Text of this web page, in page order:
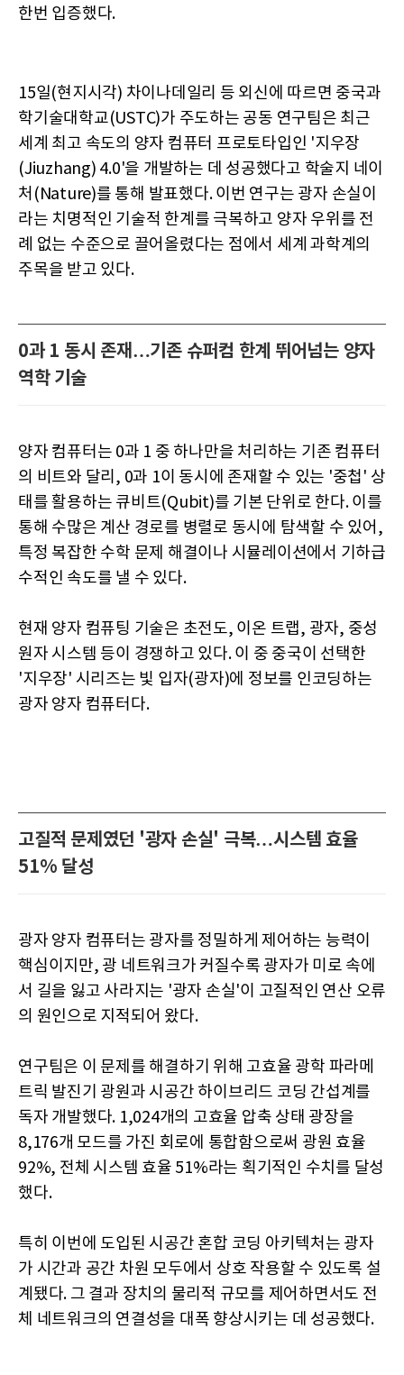
한번 입증했다.
15일(현지시각) 차이나데일리 등 외신에 따르면 중국과
학기술대학교(USTC)가 주도하는 공동 연구팀은 최근
세계 최고 속도의 양자 컴퓨터 프로토타입인 '지우장
(Jiuzhang) 4.0'을 개발하는 데 성공했다고 학술지 네이
처(Nature)를 통해 발표했다. 이번 연구는 광자 손실이
라는 치명적인 기술적 한계를 극복하고 양자 우위를 전
례 없는 수준으로 끌어올렸다는 점에서 세계 과학계의
주목을 받고 있다.
0과 1 동시 존재…기존 슈퍼컴 한계 뛰어넘는 양자
역학 기술
양자 컴퓨터는 0과 1 중 하나만을 처리하는 기존 컴퓨터
의 비트와 달리, 0과 1이 동시에 존재할 수 있는 '중첩' 상
태를 활용하는 큐비트(Qubit)를 기본 단위로 한다. 이를
통해 수많은 계산 경로를 병렬로 동시에 탐색할 수 있어,
특정 복잡한 수학 문제 해결이나 시뮬레이션에서 기하급
수적인 속도를 낼 수 있다.
현재 양자 컴퓨팅 기술은 초전도, 이온 트랩, 광자, 중성
원자 시스템 등이 경쟁하고 있다. 이 중 중국이 선택한
'지우장' 시리즈는 빛 입자(광자)에 정보를 인코딩하는
광자 양자 컴퓨터다.
고질적 문제였던 '광자 손실' 극복…시스템 효율
51% 달성
광자 양자 컴퓨터는 광자를 정밀하게 제어하는 능력이
핵심이지만, 광 네트워크가 커질수록 광자가 미로 속에
서 길을 잃고 사라지는 '광자 손실'이 고질적인 연산 오류
의 원인으로 지적되어 왔다.
연구팀은 이 문제를 해결하기 위해 고효율 광학 파라메
트릭 발진기 광원과 시공간 하이브리드 코딩 간섭계를
독자 개발했다. 1,024개의 고효율 압축 상태 광장을
8,176개 모드를 가진 회로에 통합함으로써 광원 효율
92%, 전체 시스템 효율 51%라는 획기적인 수치를 달성
했다.
특히 이번에 도입된 시공간 혼합 코딩 아키텍처는 광자
가 시간과 공간 차원 모두에서 상호 작용할 수 있도록 설
계됐다. 그 결과 장치의 물리적 규모를 제어하면서도 전
체 네트워크의 연결성을 대폭 향상시키는 데 성공했다.